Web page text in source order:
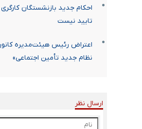
احکام جدید بازنشستگان
تایید نیست
اعتراض رئیس هیئت‌مدیره
نظام جدید تأمین اجتماعی»
ارسال نظر